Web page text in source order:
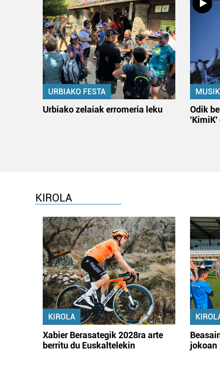
URBIAKO FESTA
Urbiako zelaiak erromeria leku
Odik
'KimiK'
KIROLA
KIROLA
Xabier Berasategik 2028ra arte
berritu du Euskaltelekin
jokoan